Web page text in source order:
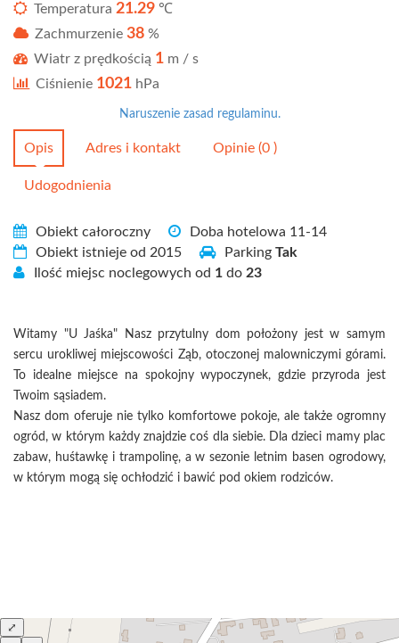
Temperatura 21.29 ℃
Zachmurzenie 38 %
Wiatr z prędkością 1 m / s
Ciśnienie 1021 hPa
Naruszenie zasad regulaminu.
Opis Adres i kontakt Opinie (0 )
Udogodnienia
Obiekt całoroczny
Doba hotelowa 11-14
Obiekt istnieje od 2015
Parking Tak
Ilość miejsc noclegowych od 1 do 23
Witamy "U Jaśka" Nasz przytulny dom położony jest w samym
sercu urokliwej miejscowości Ząb, otoczonej malowniczymi górami.
To idealne miejsce na spokojny wypoczynek, gdzie przyroda jest
Twoim sąsiadem.
Nasz dom oferuje nie tylko komfortowe pokoje, ale także ogromny
ogród, w którym każdy znajdzie coś dla siebie. Dla dzieci mamy plac
zabaw, huśtawkę i trampolinę, a w sezonie letnim basen ogrodowy,
w którym mogą się ochłodzić i bawić pod okiem rodziców.
⤢